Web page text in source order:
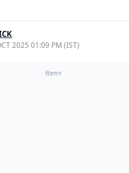
2025 01:09 PM (IST)
विज्ञापन